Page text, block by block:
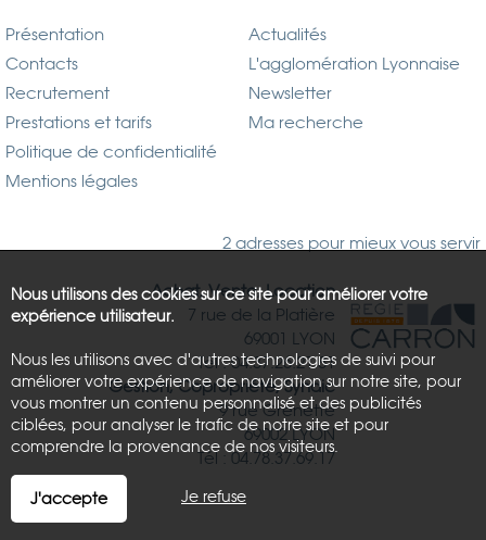
Présentation
Contacts
Recrutement
Prestations et tarifs
Politique de confidentialité
Mentions légales
Actualités
L'agglomération Lyonnaise
Newsletter
Ma recherche
2 adresses pour mieux vous servir
Achat, Vente, Location
7 rue de la Platière
69001 LYON
Tél : 04.37.26.21.81
Gestion, Copropriété, Syndic
9 rue Grenette
69002 LYON
Tél : 04.78.37.69.17
Nous utilisons des cookies sur ce site pour améliorer votre
expérience utilisateur.
Nous les utilisons avec d'autres technologies de suivi pour
améliorer votre expérience de navigation sur notre site, pour
vous montrer un contenu personnalisé et des publicités
ciblées, pour analyser le trafic de notre site et pour
comprendre la provenance de nos visiteurs.
J'accepte Je refuse